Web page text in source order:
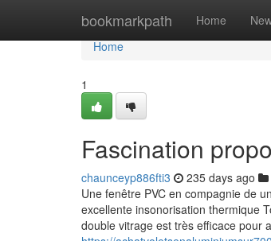
bookmarkpath Home
Home
Home
1
Fascination
chaunceyp886fti3 235 days ago
Une fenêtre PVC en compagnie de
excellente insonorisation thermique
double vitrage est très efficace pour